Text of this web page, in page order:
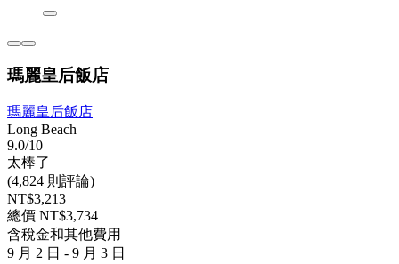
瑪麗皇后飯店
瑪麗皇后飯店
Long Beach
9.0/10
太棒了
(4,824 則評論)
NT$3,213
總價 NT$3,734
含稅金和其他費用
9 月 2 日 - 9 月 3 日